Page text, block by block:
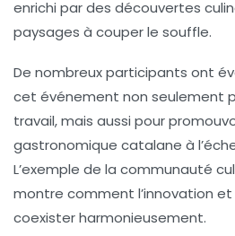
enrichi par des découvertes
paysages à couper le souffle.
De nombreux participants ont
cet événement non seulement
travail, mais aussi pour
gastronomique catalane à
L’exemple de la communauté
montre comment l’innovation et
coexister harmonieusement.